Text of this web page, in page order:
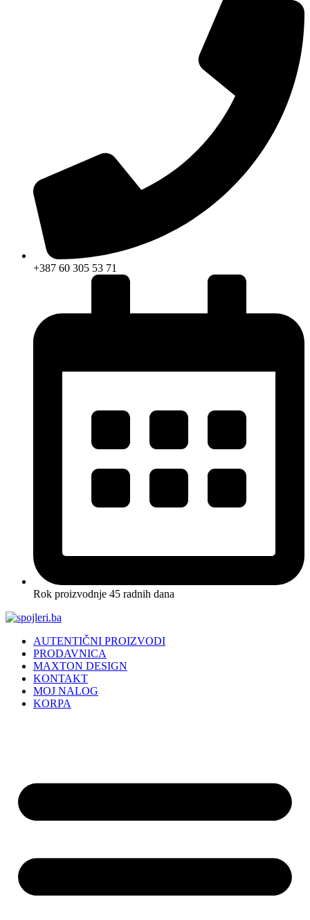
+387 60 305 53 71
Rok proizvodnje 45 radnih dana
AUTENTIČNI PROIZVODI
PRODAVNICA
MAXTON DESIGN
KONTAKT
MOJ NALOG
KORPA